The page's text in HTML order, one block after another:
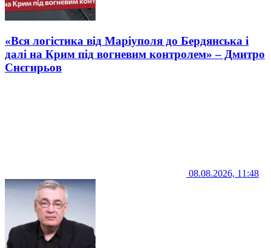
«Вся логістика від Маріуполя до Бердянська і
далі на Крим під вогневим контролем» – Дмитро
Снєгирьов
08.08.2026, 11:48